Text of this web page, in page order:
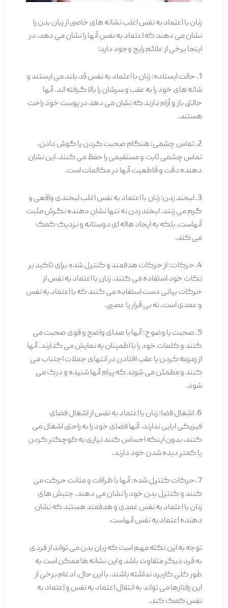
زنان با اعتماد به نفس اغلب نشانه های خاصی از زبان بدن را
نشان می دهند که اعتماد به نفس آنها را نشان می دهد. در
اینجا برخی از علائم رایج وجود دارد:
1. حالت ایستاده: زنان با اعتماد به نفس قد بلند می ایستند و
شانه های خود را به عقب و سرشان را بالا گرفته اند. آنها
حالتی باز و آرام دارند که نشان می دهد در پوست خود راحت
هستند.
2. تماس چشمی: هنگام صحبت کردن یا گوش دادن،
تماس چشمی ثابت و مستقیمی را حفظ می کنند. این نشان
دهنده دقت و قاطعیت آنها در مکالمات است.
3. لبخند زدن: زنان با اعتماد به نفس اغلب لبخندی واقعی و
گرم می زنند. لبخند زدن نه تنها نشان دهنده نگرش مثبت
آنهاست، بلکه به ایجاد هاله ای دوستانه و نزدیک کمک
می کند.
4. حرکات: از حرکات هدفمند و کنترل شده برای تاکید بر
نکات خود استفاده می کنند. زنان با اعتماد به نفس از
حرکات بیانی دست استفاده می کنند که با اعتماد به نفس
و عمدی است، نه بی قرار یا عصبی.
5. صحبت با وضوح: آنها با صدای واضح و قوی صحبت می
کنند و کلمات خود را با اطمینان به نمایش می گذارند. آنها
از زمزمه کردن یا عقب افتادن در انتهای جملات اجتناب می
کنند و مطمئن می شوند که پیام آنها شنیده و درک می
شود.
6. اشغال فضا: زنان با اعتماد به نفس از اشغال فضای
فیزیکی ابایی ندارند. آنها فضای خود را به راحتی اشغال می
کنند، بدون اینکه احساس کنند نیازی به کوچکتر کردن
یا کمتر دیده شدن خود دارند.
7. حرکات کنترل شده: آنها با ظرافت و متانت حرکت می
کنند و کنترل بدن خود را نشان می دهند. جنبش های
زنان با اعتماد به نفس عمدی و هدفمند هستند که نشان
دهنده اعتماد به نفس آنهاست.
توجه به این نکته مهم است که زبان بدن می تواند از فردی
به فرد دیگر متفاوت باشد و این نشانه ها ممکن است به
طور کلی کاربرد نداشته باشند. با این حال، ادغام برخی از
این رفتارها می تواند به انتقال اعتماد به نفس و اعتماد به
نفس کمک کند.